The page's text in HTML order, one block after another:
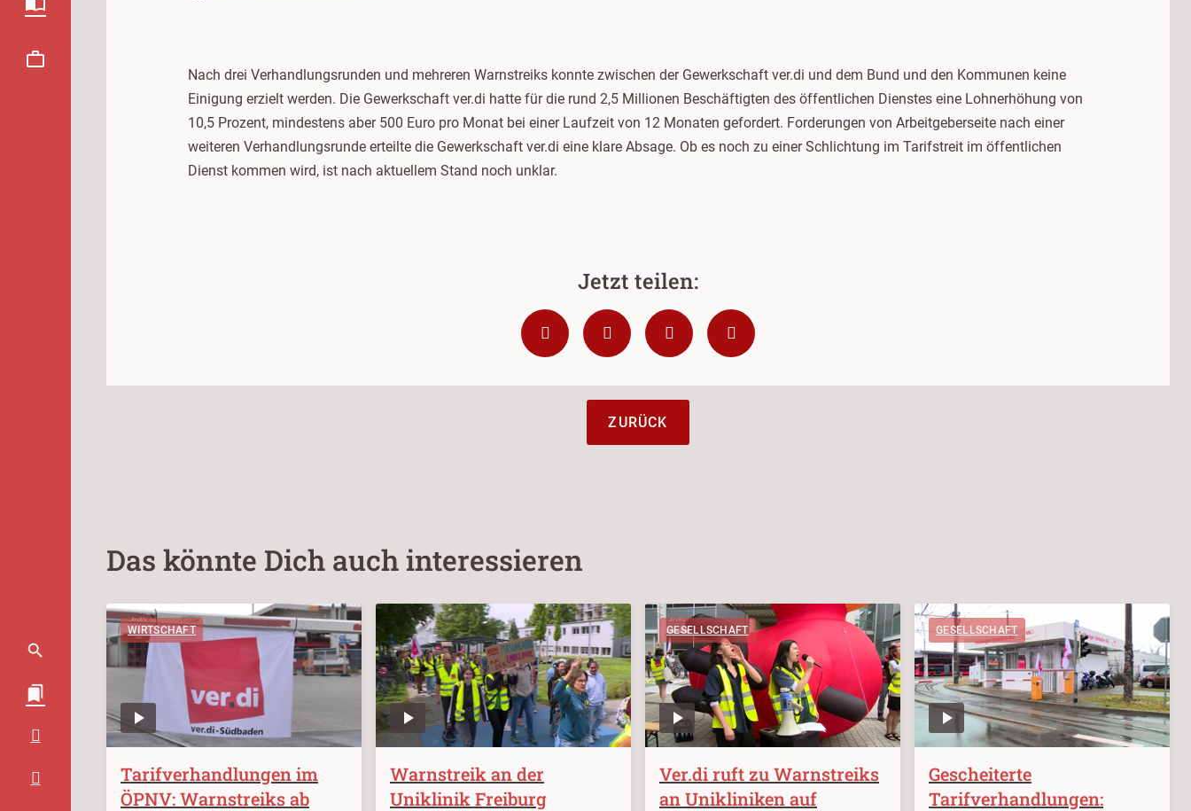
Nach drei Verhandlungsrunden und mehreren Warnstreiks konnte zwischen der Gewerkschaft ver.di und dem Bund und den Kommunen keine
Einigung erzielt werden. Die Gewerkschaft ver.di hatte für die rund 2,5 Millionen Beschäftigten des öffentlichen Dienstes eine Lohnerhöhung von
10,5 Prozent, mindestens aber 500 Euro pro Monat bei einer Laufzeit von 12 Monaten gefordert. Forderungen von Arbeitgeberseite nach einer
weiteren Verhandlungsrunde erteilte die Gewerkschaft ver.di eine klare Absage. Ob es noch zu einer Schlichtung im Tarifstreit im öffentlichen
Dienst kommen wird, ist nach aktuellem Stand noch unklar.
ZURÜCK
Das könnte Dich auch interessieren
WIRTSCHAFT
Tarifverhandlungen im
ÖPNV: Warnstreiks ab
Warnstreik an der
Uniklinik Freiburg
GESELLSCHAFT
Ver.di ruft zu Warnstreiks
an Unikliniken auf
GESELLSCHAFT
Gescheiterte
Tarifverhandlungen: